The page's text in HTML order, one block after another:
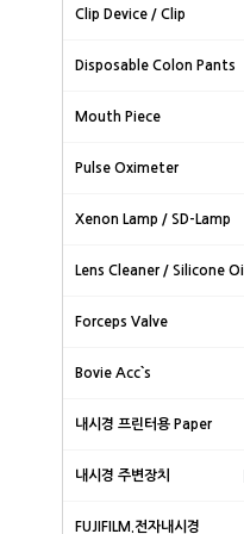
Clip Device / Clip
Disposable Colon Pants
Mouth Piece
Pulse Oximeter
Xenon Lamp / SD-Lamp
Lens Cleaner / Silicone Oil
Forceps Valve
Bovie Acc`s
내시경 프린터용 Paper
내시경 주변장치
FUJIFILM.전자내시경